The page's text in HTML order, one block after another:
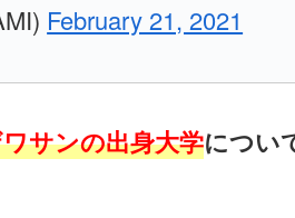
February 21, 2021
サンの出身大学につい